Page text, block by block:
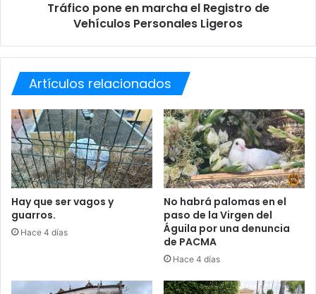
l
e
d
u
c
a
c
i
ó
n
d
e
a
r
c
h
a
e
l
R
e
g
i
Tráfico pone en marcha el Registro de
Vehículos Personales Ligeros
Artículos relacionados
Hay que ser vagos y
guarros.
Hace 4 días
No habrá palomas en el
paso de la Virgen del
Águila por una denuncia
de PACMA
Hace 4 días